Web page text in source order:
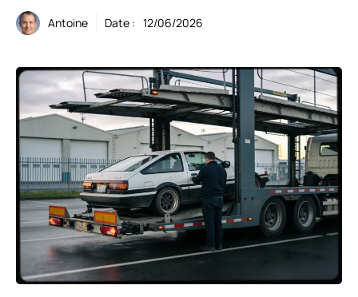
Antoine Date : 12/06/2026